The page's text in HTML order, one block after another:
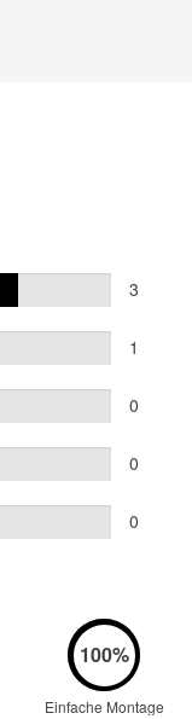
3
1
0
0
0
Einfache Montage